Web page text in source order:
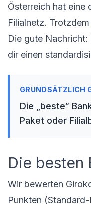
Österreich hat eine
Filialnetz.
Die gute Nachricht:
dir einen
Die „beste“
Paket oder
Die besten
Wir bewerten
Punkten